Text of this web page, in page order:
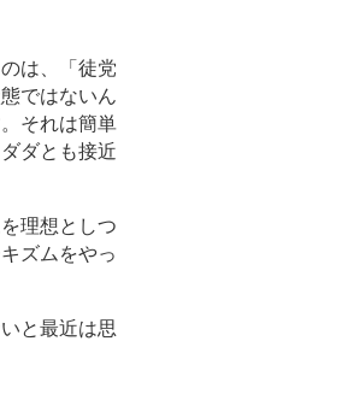
は、「徒党
ではないん
それは簡単
ダとも接近
理想としつ
ズムをやっ
と最近は思